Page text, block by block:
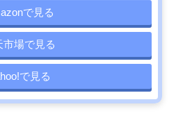
で見る
市場で見る
で見る